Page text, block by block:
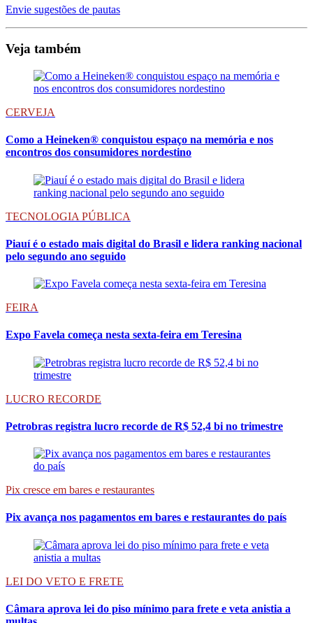
Envie sugestões de pautas
Veja também
CERVEJA
Como a Heineken® conquistou espaço na memória e nos
encontros dos consumidores nordestino
TECNOLOGIA PÚBLICA
Piauí é o estado mais digital do Brasil e lidera ranking nacional
pelo segundo ano seguido
FEIRA
Expo Favela começa nesta sexta-feira em Teresina
LUCRO RECORDE
Petrobras registra lucro recorde de R$ 52,4 bi no trimestre
Pix cresce em bares e restaurantes
Pix avança nos pagamentos em bares e restaurantes do país
LEI DO VETO E FRETE
Câmara aprova lei do piso mínimo para frete e veta anistia a